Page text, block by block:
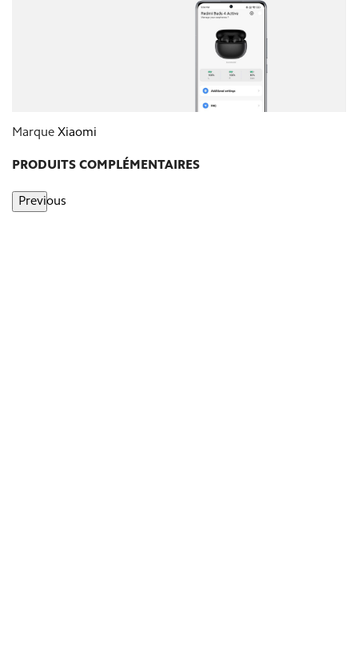
Marque Xiaomi
PRODUITS COMPLÉMENTAIRES
Previous